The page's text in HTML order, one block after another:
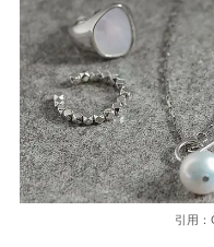
引用：